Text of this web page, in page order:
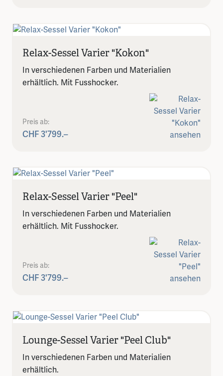
Relax-Sessel Varier "Kokon"
In verschiedenen Farben und Materialien
erhältlich. Mit Fusshocker.
Preis ab:
CHF 3'799.–
Relax-Sessel Varier "Peel"
In verschiedenen Farben und Materialien
erhältlich. Mit Fusshocker.
Preis ab:
CHF 3'799.–
Lounge-Sessel Varier "Peel Club"
In verschiedenen Farben und Materialien
erhältlich.